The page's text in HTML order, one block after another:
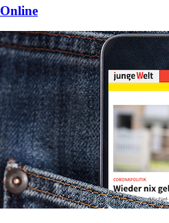
Online